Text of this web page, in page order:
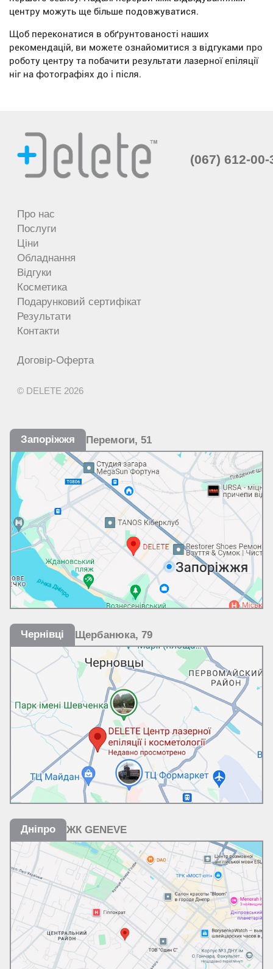
центру можуть ще більше подовжуватися.
Щоб переконатися в обґрунтованості наших
рекомендацій, ви можете ознайомитися з відгуками про
роботу центру та побачити результати лазерної епіляції
ніг на фотографіях до і після.
(067) 612-00-
Про нас
Послуги
Ціни
Обладнання
Відгуки
Косметика
Подарунковий сертифікат
Результати
Контакти
Договір-Оферта
© DELETE 2026
Запоріжжя Перемоги, 51
Чернівці Щербанюка, 79
Дніпро ЖК GENEVE